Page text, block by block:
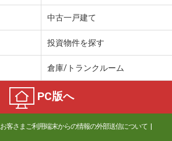
中古一戸建て
投資物件を探す
倉庫/トランクルーム
PC版へ
お客さまご利用端末からの情報の外部送信について